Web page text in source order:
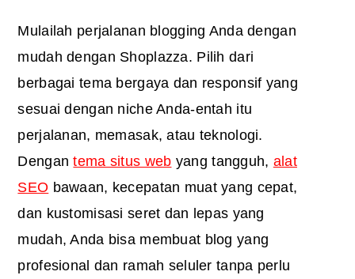
Mulailah perjalanan blogging Anda dengan
mudah dengan Shoplazza. Pilih dari
berbagai tema bergaya dan responsif yang
sesuai dengan niche Anda-entah itu
perjalanan, memasak, atau teknologi.
Dengantema situs web yang tangguh, alat
SEO bawaan, kecepatan muat yang cepat,
dan kustomisasi seret dan lepas yang
mudah, Anda bisa membuat blog yang
profesional dan ramah seluler tanpa perlu